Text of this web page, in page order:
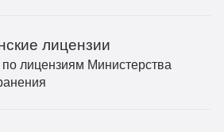
лицензии
лицензиям Министерства